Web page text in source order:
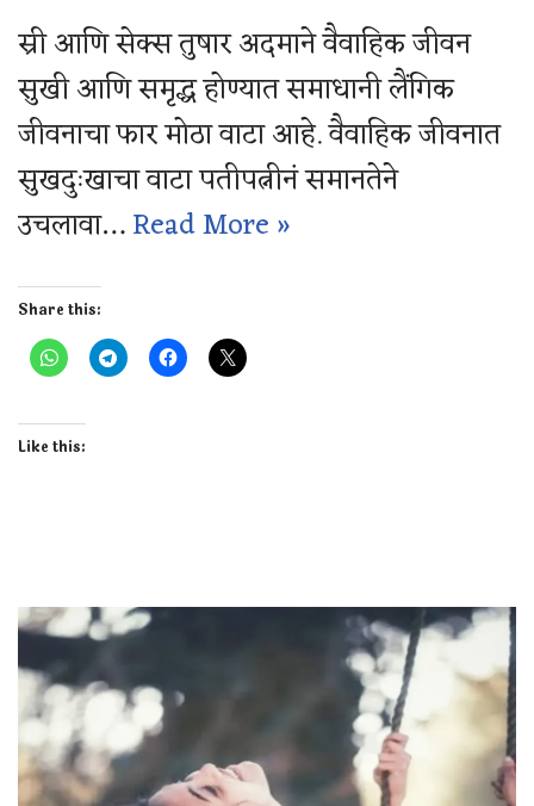
स्री आणि सेक्स तुषार अदमाने वैवाहिक जीवन
सुखी आणि समृद्ध होण्यात समाधानी लैंगिक
जीवनाचा फार मोठा वाटा आहे. वैवाहिक जीवनात
सुखदुःखाचा वाटा पतीपत्नीनं समानतेने
उचलावा…Read More »
Share this:
Like this: